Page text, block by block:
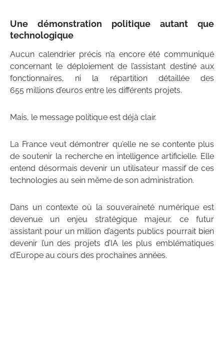
Une démonstration politique autant que
technologique
Aucun calendrier précis n’a encore été communiqué
concernant le déploiement de l’assistant destiné aux
fonctionnaires, ni la répartition détaillée des
655 millions d’euros entre les différents projets.
Mais, le message politique est déjà clair.
La France veut démontrer qu’elle ne se contente plus
de soutenir la recherche en intelligence artificielle. Elle
entend désormais devenir un utilisateur massif de ces
technologies au sein même de son administration.
Dans un contexte où la souveraineté numérique est
devenue un enjeu stratégique majeur, ce futur
assistant pour un million d’agents publics pourrait bien
devenir l’un des projets d’IA les plus emblématiques
d’Europe au cours des prochaines années.